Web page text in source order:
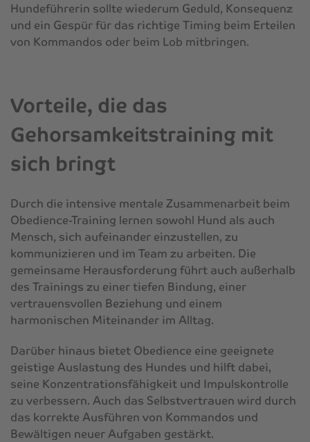
Hundeführerin sollte wiederum Geduld, Konsequenz
und ein Gespür für das richtige Timing beim Erteilen
von Kommandos oder beim Lob mitbringen.
Vorteile, die das
Gehorsamkeitstraining mit
sich bringt
Durch die intensive mentale Zusammenarbeit beim
Obedience-Training lernen sowohl Hund als auch
Mensch, sich aufeinander einzustellen, zu
kommunizieren und im Team zu arbeiten. Die
gemeinsame Herausforderung führt auch außerhalb
des Trainings zu einer tiefen Bindung, einer
vertrauensvollen Beziehung und einem
harmonischen Miteinander im Alltag.
Darüber hinaus bietet Obedience eine geeignete
geistige Auslastung des Hundes und hilft dabei,
seine Konzentrationsfähigkeit und Impulskontrolle
zu verbessern. Auch das Selbstvertrauen wird durch
das korrekte Ausführen von Kommandos und
Bewältigen neuer Aufgaben gestärkt.